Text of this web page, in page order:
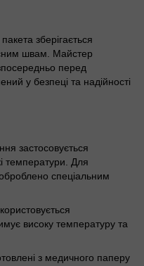
зберігається
швам. Майстер
перед
у безпеці та надійності
застосовується
температури. Для
спеціальним
високу температуру та
з медичного паперу